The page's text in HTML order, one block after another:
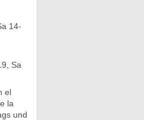
14-
Sa
el
la
und